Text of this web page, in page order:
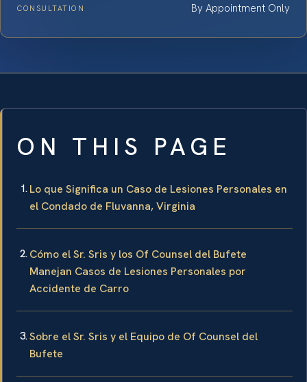
CONSULTATION By Appointment Only
ON THIS PAGE
Lo que Significa un Caso de Lesiones Personales en
el Condado de Fluvanna, Virginia
Cómo el Sr. Sris y los Of Counsel del Bufete
Manejan Casos de Lesiones Personales por
Accidente de Carro
Sobre el Sr. Sris y el Equipo de Of Counsel del
Bufete